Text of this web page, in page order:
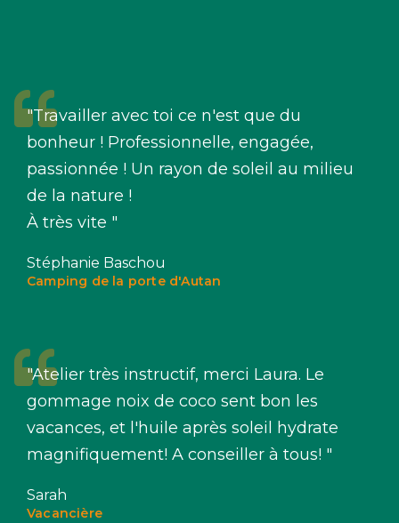
"Travailler avec toi ce n'est que du
bonheur ! Professionnelle, engagée,
passionnée ! Un rayon de soleil au milieu
de la nature !
À très vite "
Stéphanie Baschou
Camping de la porte d'Autan
"Atelier très instructif, merci Laura. Le
gommage noix de coco sent bon les
vacances, et l'huile après soleil hydrate
magnifiquement! A conseiller à tous! "
Sarah
Vacancière